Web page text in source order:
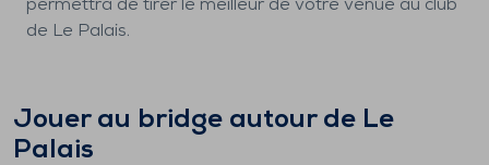
permettra de tirer le meilleur de votre venue au club
de Le Palais.
Jouer au bridge autour de Le
Palais